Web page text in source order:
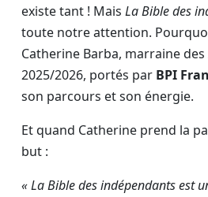
existe tant ! Mais La Bible des
toute notre attention.
Catherine Barba, marraine
2025/2026, portés par BPI
son parcours et son énergie.
Et quand Catherine prend la
but :
« La Bible des indépendants est